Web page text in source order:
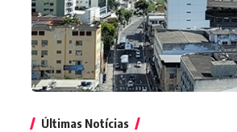
Últimas Notícias